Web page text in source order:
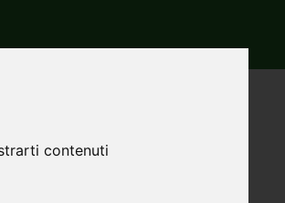
contenuti